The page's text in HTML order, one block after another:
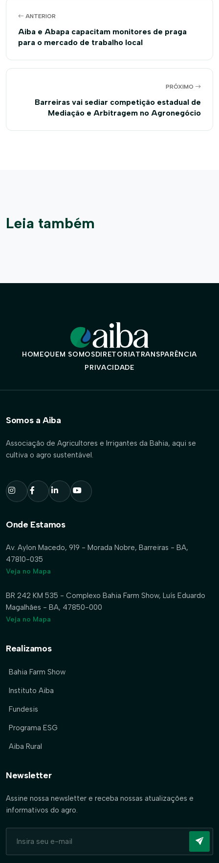
ANTERIOR
Aiba e Abapa capacitam monitores de praga
para o mercado de trabalho local
PRÓXIMO
Barreiras vai sediar competição estadual de
Mediação e Arbitragem no Agronegócio
Leia também
HOMEQUEM SOMOSDIRETORIATRANSPARÊNCIA
PRIVACIDADE
Somos a Aiba
Associação de Agricultores e Irrigantes da Bahia, aqui se
cultiva o agro sustentável.
Onde Estamos
Av. Aylon Macedo, 919 - Morada Nobre, Barreiras - BA,
47810-035
Veja no Mapa
BR 242 KM 535 - Complexo Bahia Farm Show, Luís Eduardo
Magalhães - BA, 47850-000
Veja no Mapa
Realizamos
Bahia Farm Show
Instituto Aiba
Fundesis
Programa ESG
Aiba Rural
Newsletter
Assine nossa newsletter e receba nossas atualizações e
informativos do agro.